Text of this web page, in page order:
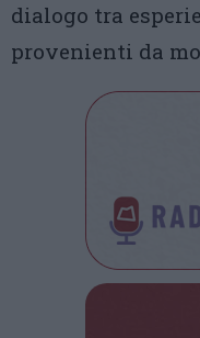
dialogo tra
provenienti da